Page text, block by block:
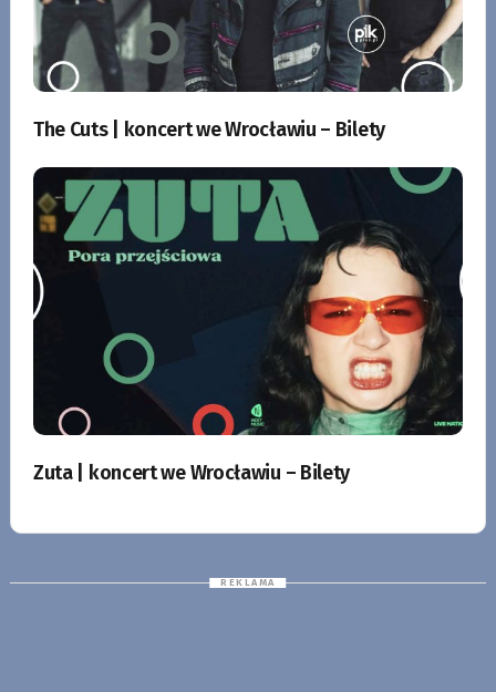
The Cuts | koncert we Wrocławiu – Bilety
Zuta | koncert we Wrocławiu – Bilety